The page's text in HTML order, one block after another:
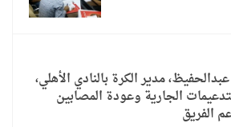
مدير الكرة بالنادي الأهلي،
الجارية وعودة المصابين
الفريق